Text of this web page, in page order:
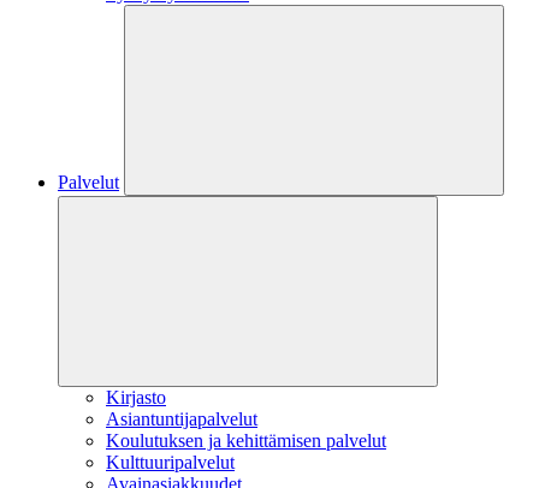
Palvelut
Kirjasto
Asiantuntijapalvelut
Koulutuksen ja kehittämisen palvelut
Kulttuuripalvelut
Avainasiakkuudet